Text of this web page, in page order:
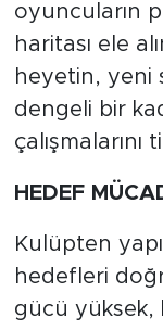
oyuncuların
haritası ele
heyetin, yeni
dengeli bir
HEDEF
Kulüpten
hedefleri
gücü yüksek,